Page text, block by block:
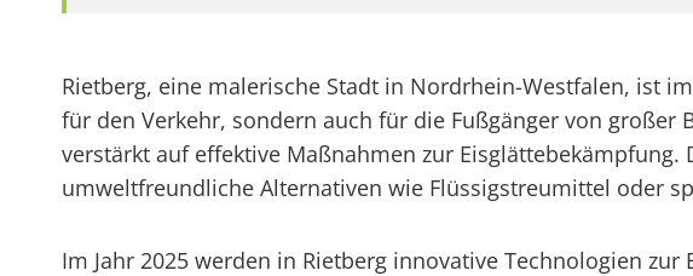
Rietberg, eine malerische Stadt in Nordrhein-Westfalen, ist
für den Verkehr, sondern auch für die Fußgänger von
verstärkt auf effektive Maßnahmen zur
umweltfreundliche Alternativen wie Flüssigstreumittel oder
Im Jahr 2025 werden in Rietberg innovative Technologien